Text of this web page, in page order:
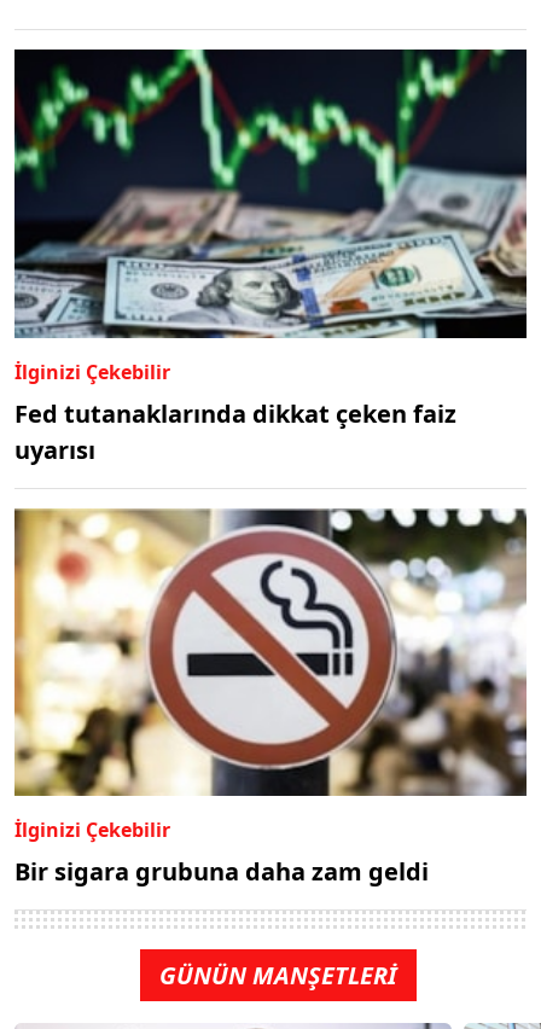
İlginizi Çekebilir
Fed tutanaklarında dikkat çeken faiz
uyarısı
İlginizi Çekebilir
Bir sigara grubuna daha zam geldi
GÜNÜN MANŞETLERİ